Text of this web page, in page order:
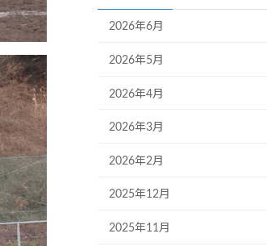
2026年6月
2026年5月
2026年4月
2026年3月
2026年2月
2025年12月
2025年11月